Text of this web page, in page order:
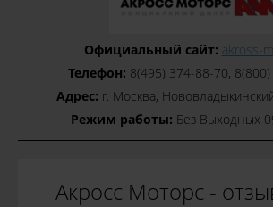
Официальный сайт: akross-
Телефон: 8(495) 374-88-70,
Адрес: г. Москва,
Режим работы: Без Выходных
Акросс Моторс -